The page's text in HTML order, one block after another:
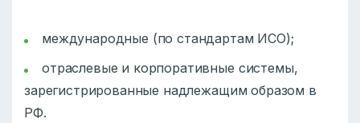
международные (по стандартам ИСО);
отраслевые и корпоративные системы,
зарегистрированные надлежащим образом в
РФ.